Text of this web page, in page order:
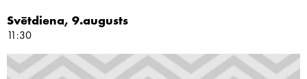
Svētdiena, 9.augusts
11:30